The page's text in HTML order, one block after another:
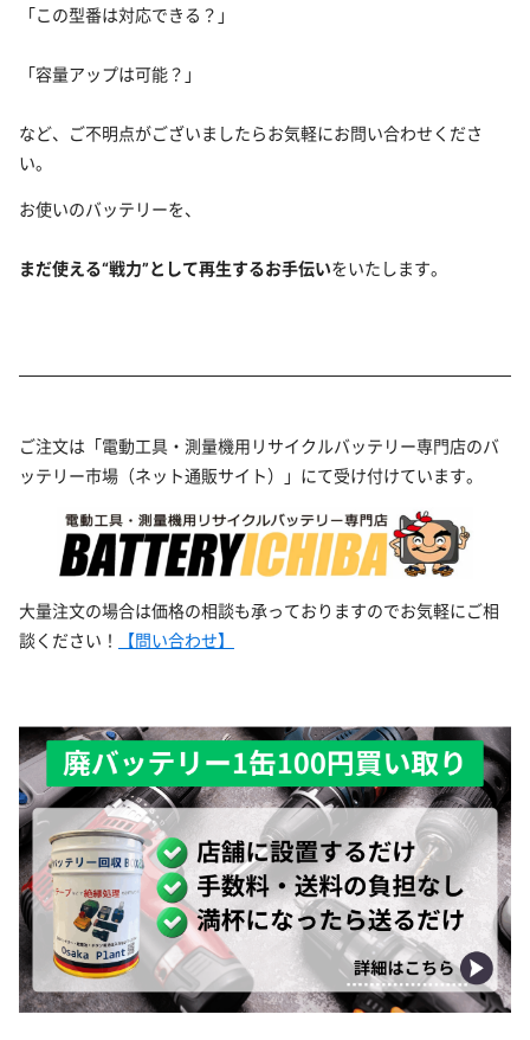
「この型番は対応できる？」
「容量アップは可能？」
など、ご不明点がございましたらお気軽にお問い合わせくださ
い。
お使いのバッテリーを、
まだ使える“戦力”として再生するお手伝いをいたします。
ご注文は「電動工具・測量機用リサイクルバッテリー専門店のバ
ッテリー市場（ネット通販サイト）」にて受け付けています。
大量注文の場合は価格の相談も承っておりますのでお気軽にご相
談ください！
【問い合わせ】